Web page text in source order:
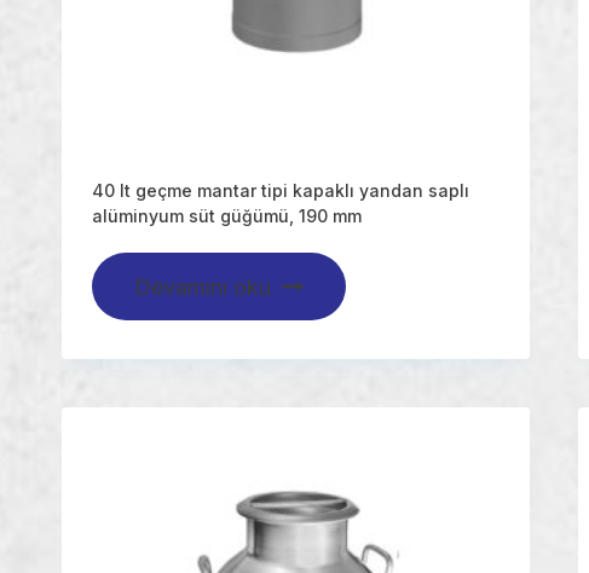
40 lt geçme mantar tipi kapaklı yandan saplı
alüminyum süt güğümü, 190 mm
Devamını oku